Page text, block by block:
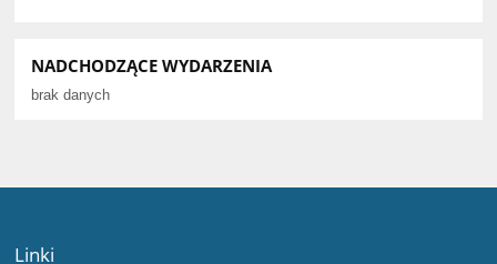
NADCHODZĄCE WYDARZENIA
brak danych
Linki